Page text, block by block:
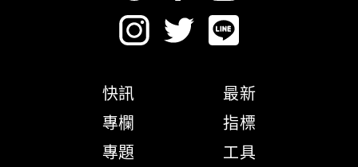
快訊
專欄
專題
最新
指標
工具